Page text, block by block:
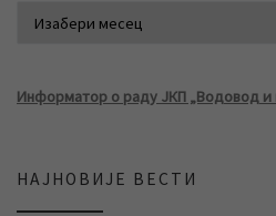
Информатор о раду ЈКП „Водовод и
НАЈНОВИЈЕ ВЕСТИ